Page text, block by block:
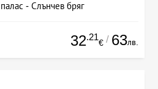
- Слънчев бряг
32.21
€ / 63лв.